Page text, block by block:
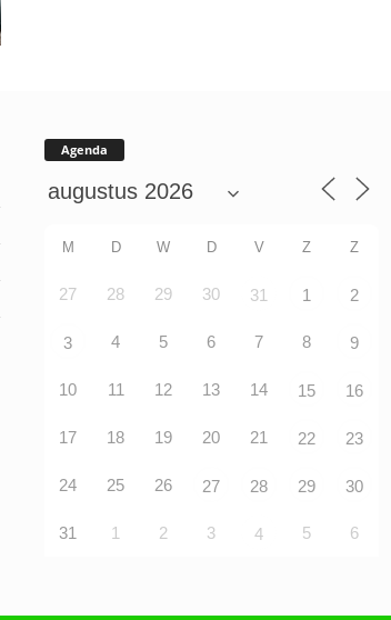
Agenda
M D W D V Z Z
27 28 29 30 31 1 2
3 4 5 6 7 8 9
10 11 12 13 14 15 16
17 18 19 20 21 22 23
24 25 26 27 28 29 30
31 1 2 3 4 5 6